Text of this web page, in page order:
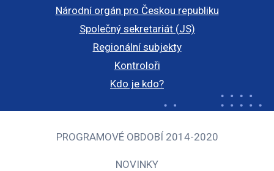
Národní orgán pro Českou republiku
Společný sekretariát (JS)
Regionální subjekty
Kontroloři
Kdo je kdo?
PROGRAMOVÉ OBDOBÍ 2014-2020
NOVINKY